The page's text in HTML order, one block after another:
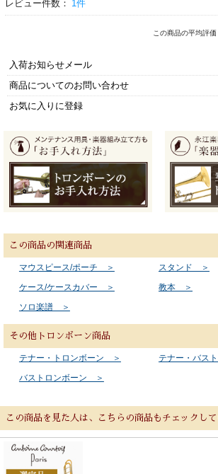
レビュー件数： 1件
この商品の平均評価
入荷お知らせメール
商品についてのお問い合わせ
お気に入りに登録
この商品の関連商品
マウスピース/ポーチ ＞
スタンド ＞
ケース/ケースカバー ＞
教本 ＞
ソロ楽譜 ＞
その他トロンボーン商品
テナー・トロンボーン ＞
テナー・バス
バストロンボーン ＞
この商品を見た人は、こちらの商品もチェックして